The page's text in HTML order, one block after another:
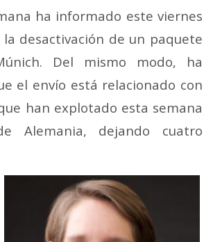
ha informado este viernes
desactivación de un paquete
Del mismo modo, ha
el envío está relacionado con
han explotado esta semana
Alemania, dejando cuatro